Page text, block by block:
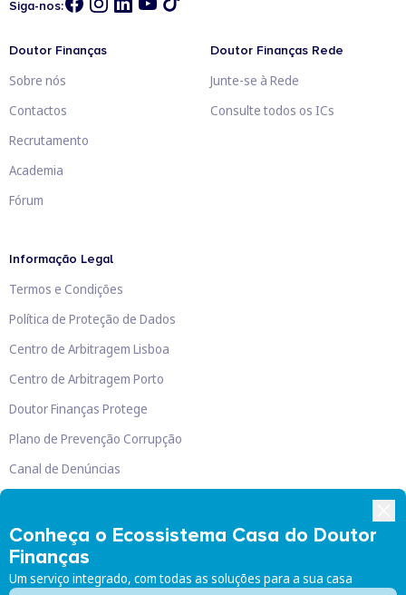
Conheça o Ecossistema Casa do Doutor
Finanças
Um serviço integrado, com todas as soluções para a sua casa
Siga-nos:
Doutor Finanças
Sobre nós
Contactos
Recrutamento
Academia
Fórum
Doutor Finanças Rede
Junte-se à Rede
Consulte todos os ICs
Informação Legal
Termos e Condições
Política de Proteção de Dados
Centro de Arbitragem Lisboa
Centro de Arbitragem Porto
Doutor Finanças Protege
Plano de Prevenção Corrupção
Canal de Denúncias